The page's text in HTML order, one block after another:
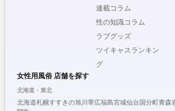
連載コラム
性の知識コラム
ラブグッズ
ツイキャスランキン
グ
女性用風俗 店舗を探す
北海道・東北
北海道札幌すすきの旭川 帯広福島宮城仙台 国分町青森